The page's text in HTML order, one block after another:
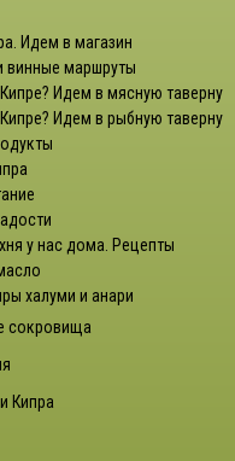
Идем в магазин
винные маршруты
Идем в мясную таверну
Идем в рыбную таверну
у нас дома. Рецепты
халуми и анари
сокровища
Кипра